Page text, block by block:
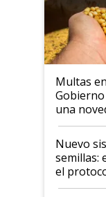
Multas
una
Nuevo
semillas:
el